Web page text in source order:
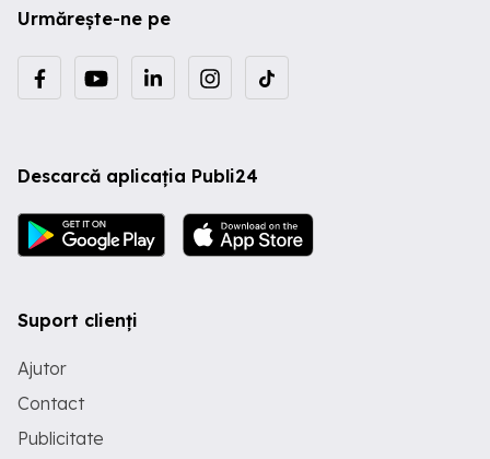
Urmărește-ne pe
Descarcă aplicația Publi24
Suport clienți
Ajutor
Contact
Publicitate